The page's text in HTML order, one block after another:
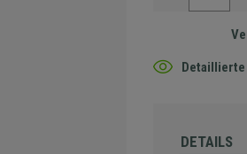
Detaillierte
DETAILS